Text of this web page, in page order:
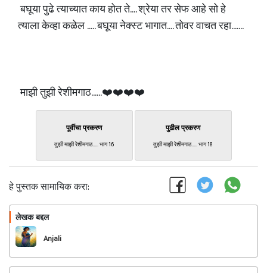
बघूया पुढे त्याच्यात काय होत ते.... श्रेया तर सेफ आहे सो हे
त्याला केव्हा कळेल ..... बघूया नेक्स्ट भागात.... तोवर वाचत रहा.......
माझी तुझी रेशीमगाठ......❤️❤️❤️❤️
पूर्वीचा प्रकरण
तुझी माझी रेशीमगाठ..... भाग 16
पुढील प्रकरण
तुझी माझी रेशीमगाठ..... भाग 18
हे पुस्तक सामायिक करा:
लेखक बद्दल
Anjali